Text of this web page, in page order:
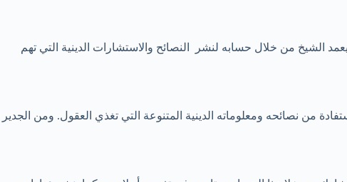
100 الف متابع ومتابعة. يعمد الشيخ من خلال حسابه لنشر النصائح والاستشارات الدينية التي تهم
من نصائحه ومعلوماته الدينية المتنوعة التي تغذي العقول. ومن الجدير